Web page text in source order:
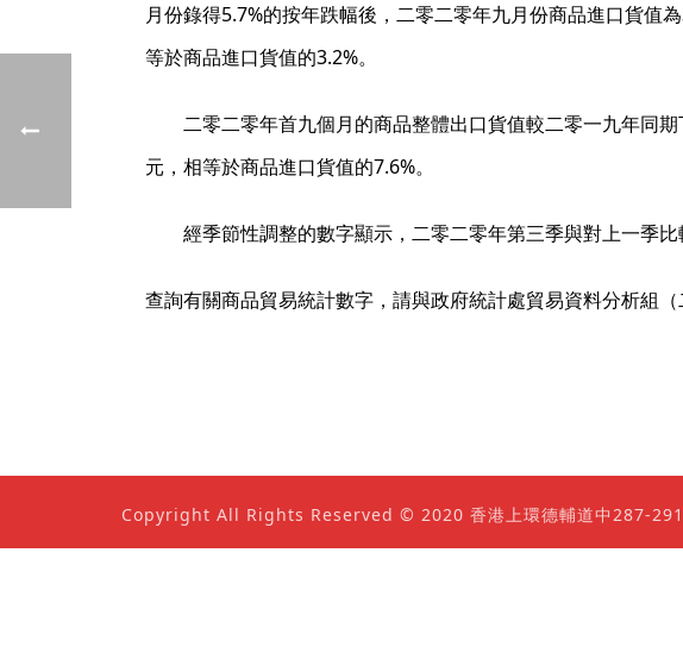
月份錄得5.7%的按年跌幅後，二零二零年九月份商品進口貨值
等於商品進口貨值的3.2%。
二零二零年首九個月的商品整體出口貨值較二零一九年同期
元，相等於商品進口貨值的7.6%。
經季節性調整的數字顯示，二零二零年第三季與對上一季比
查詢有關商品貿易統計數字，請與政府統計處貿易資料分析組（
Copyright All Rights Reserved © 2020 香港上環德輔道中287-291